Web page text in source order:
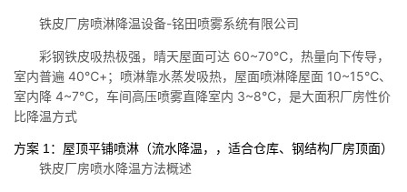
铁皮厂房喷淋降温设备-铭田喷雾系统有限公司
彩钢铁皮吸热极强，晴天屋面可达 60~70℃，热量向下传导，
室内普遍 40℃+；喷淋靠水蒸发吸热，屋面喷淋降屋面 10~15℃、
室内降 4~7℃，车间高压喷雾直降室内 3~8℃，是大面积厂房性价
比降温方式
方案 1：屋顶平铺喷淋（流水降温，，适合仓库、钢结构厂房顶面）
铁皮厂房喷水降温方法概述